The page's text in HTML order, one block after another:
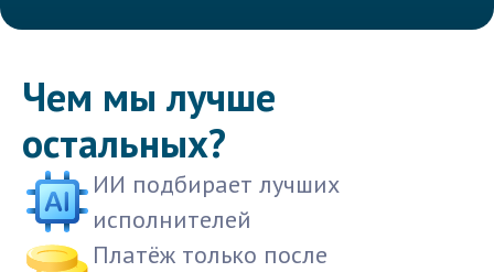
Чем мы лучше
остальных?
ИИ подбирает лучших
исполнителей
Платёж только после